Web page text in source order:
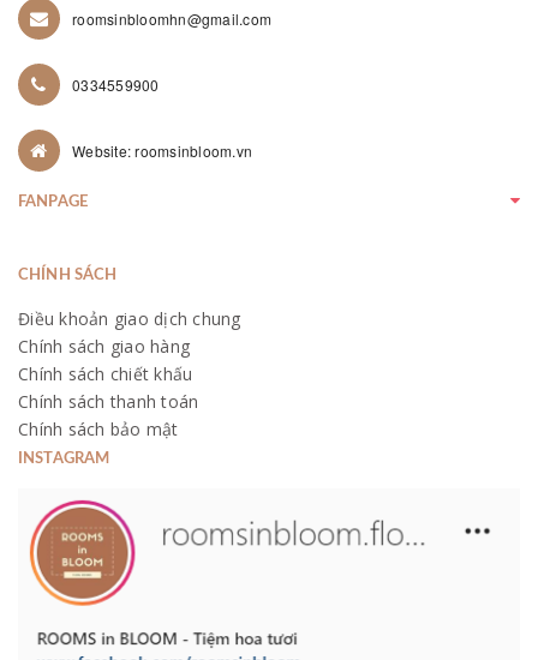
roomsinbloomhn@gmail.com
0334559900
Website: roomsinbloom.vn
FANPAGE
CHÍNH SÁCH
Điều khoản giao dịch chung
Chính sách giao hàng
Chính sách chiết khấu
Chính sách thanh toán
Chính sách bảo mật
INSTAGRAM